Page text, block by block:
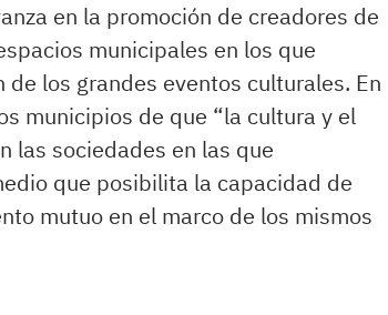
en la promoción de creadores de
municipales en los que
los grandes eventos culturales. En
municipios de que “la cultura y el
las sociedades en las que
que posibilita la capacidad de
mutuo en el marco de los mismos